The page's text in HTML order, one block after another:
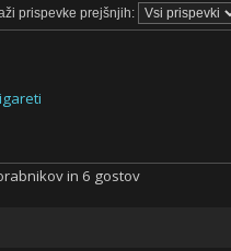
prispevke prejšnjih:
in 6 gostov